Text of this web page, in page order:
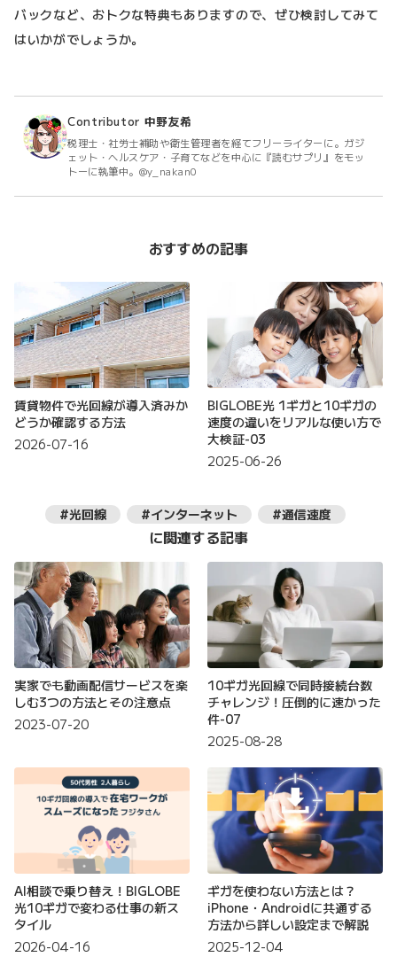
バックなど、おトクな特典もありますので、ぜひ検討してみて
はいかがでしょうか。
Contributor 中野友希
税理士・社労士補助や衛生管理者を経てフリーライターに。ガジ
ェット・ヘルスケア・子育てなどを中心に『読むサプリ』をモッ
トーに執筆中。@y_nakan0
おすすめの記事
賃貸物件で光回線が導入済みか
どうか確認する方法
2026-07-16
BIGLOBE光 1ギガと10ギガの
速度の違いをリアルな使い方で
大検証-03
2025-06-26
#光回線 #インターネット #通信速度
に関連する記事
実家でも動画配信サービスを楽
しむ3つの方法とその注意点
2023-07-20
10ギガ光回線で同時接続台数
チャレンジ！圧倒的に速かった
件-07
2025-08-28
AI相談で乗り替え！BIGLOBE
光10ギガで変わる仕事の新ス
タイル
2026-04-16
ギガを使わない方法とは？
iPhone・Androidに共通する
方法から詳しい設定まで解説
2025-12-04